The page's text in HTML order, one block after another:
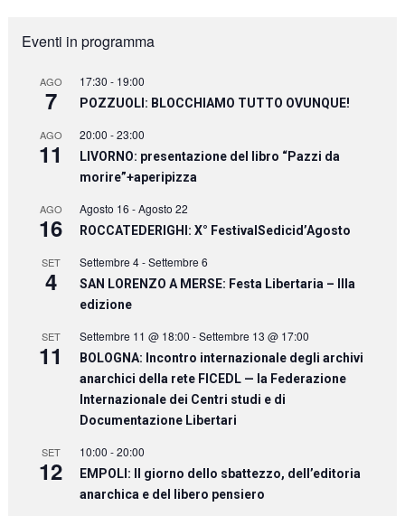
Eventi in programma
AGO
7
17:30 - 19:00
POZZUOLI: BLOCCHIAMO TUTTO OVUNQUE!
AGO
11
20:00 -23:00
LIVORNO: presentazione del libro “Pazzi da
morire”+aperipizza
AGO
16
Agosto 16 -Agosto 22
ROCCATEDERIGHI: X° FestivalSedicid’Agosto
SET
4
Settembre 4-Settembre 6
SAN LORENZO A MERSE: Festa Libertaria – IIIa
edizione
SET
11
Settembre 11 @ 18:00 -Settembre 13 @ 17:00
BOLOGNA: Incontro internazionale degli archivi
anarchici della rete FICEDL — la Federazione
Internazionale dei Centri studi e di
Documentazione Libertari
SET
12
10:00 -20:00
EMPOLI: Il giorno dello sbattezzo, dell’editoria
anarchica e del libero pensiero